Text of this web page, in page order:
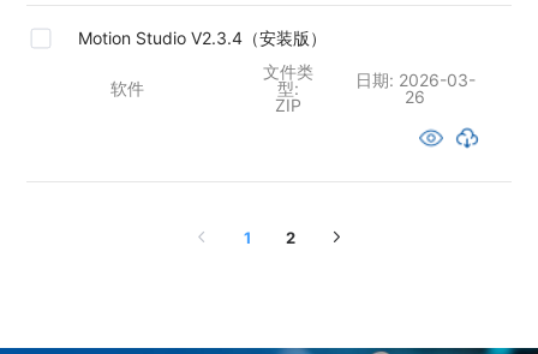
Motion Studio V2.3.4（安装版）
软件
文件类
型:
ZIP
日期: 2026-03-
26
1 2